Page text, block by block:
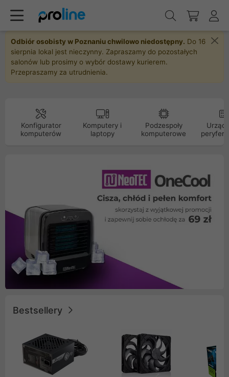
Odbiór osobisty w Poznaniu chwilowo niedostępny. Do 16
sierpnia lokal jest nieczynny. Zapraszamy do pozostałych
salonów lub prosimy o wybór dostawy kurierem.
Przepraszamy za utrudnienia.
Konfigurator
komputerów
Komputery i
laptopy
Podzespoły
komputerowe
Bestsellery